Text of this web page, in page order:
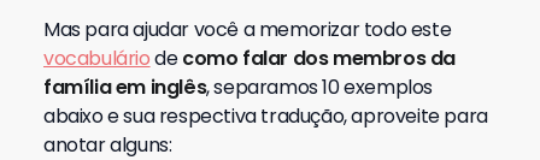
Mas para ajudar você a memorizar todo este
vocabuláriodecomo falar dos membros da
família em inglês, separamos 10 exemplos
abaixo e sua respectiva tradução, aproveite para
anotar alguns: